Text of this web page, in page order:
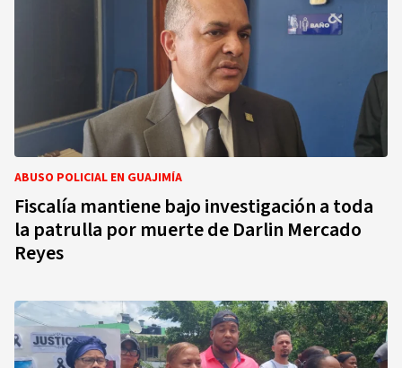
ABUSO POLICIAL EN GUAJIMÍA
Fiscalía mantiene bajo investigación a toda
la patrulla por muerte de Darlin Mercado
Reyes